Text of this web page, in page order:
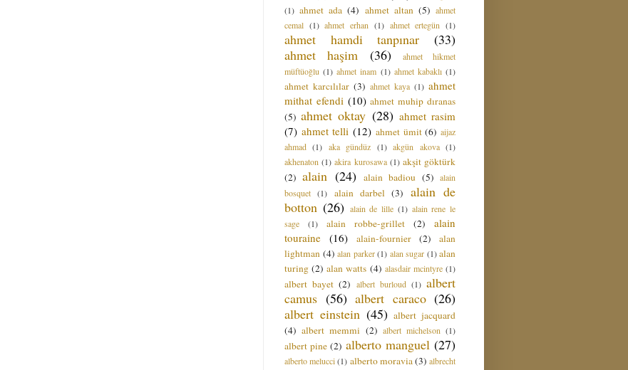
(1) ahmet ada (4) ahmet altan (5) ahmet
cemal (1) ahmet erhan (1) ahmet ertegün (1)
ahmet hamdi tanpınar
(33)
ahmet haşim
(36)
ahmet hikmet
müftüoğlu (1) ahmet inam (1) ahmet kabaklı (1)
ahmet karcılılar (3) ahmet kaya (1) ahmet
mithat efendi (10) ahmet muhip dıranas
(5) ahmet oktay (28) ahmet rasim
(7) ahmet telli (12) ahmet ümit (6) aijaz
ahmad (1) aka gündüz (1) akgün akova (1)
akhenaton (1) akira kurosawa (1) akşit göktürk
(2) alain (24) alain badiou (5) alain
bosquet (1) alain darbel (3)
alain de
botton (26) alain de lille (1) alain rene le
sage
(1) alain robbe-grillet (2)
alain
touraine (16) alain-fournier (2)
alan
lightman (4) alan parker (1) alan sugar (1) alan
turing (2) alan watts (4) alasdair mcintyre (1)
albert bayet (2) albert burloud (1) albert
camus (56) albert caraco (26)
albert einstein (45) albert jacquard
(4) albert memmi (2) albert michelson (1)
albert pine (2) alberto manguel (27)
alberto melucci (1) alberto moravia (3) albrecht